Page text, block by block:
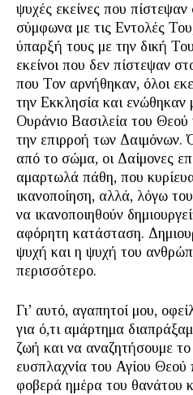
ψυχές εκείνες που
σύμφωνα με τις Εντολές
ύπαρξή τους με την δική
εκείνοι που δεν πίστεψαν
που Τον αρνήθηκαν, όλοι
την Εκκλησία και ενώθηκαν
Ουράνιο Βασιλεία του
την επιρροή των Δαιμόνων.
από το σώμα, οι Δαίμονες
αμαρτωλά πάθη, που
ικανοποίηση, αλλά, λόγω
να ικανοποιηθούν
αφόρητη κατάσταση.
ψυχή και η ψυχή του
περισσότερο.
Γι’ αυτό, αγαπητοί μου,
για ό,τι αμάρτημα
ζωή και να αναζητήσουμε το
ευσπλαχνία του Αγίου Θεού
φοβερά ημέρα του θανάτου